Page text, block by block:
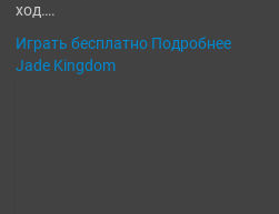
ход….
Играть бесплатно Подробнее
Jade Kingdom